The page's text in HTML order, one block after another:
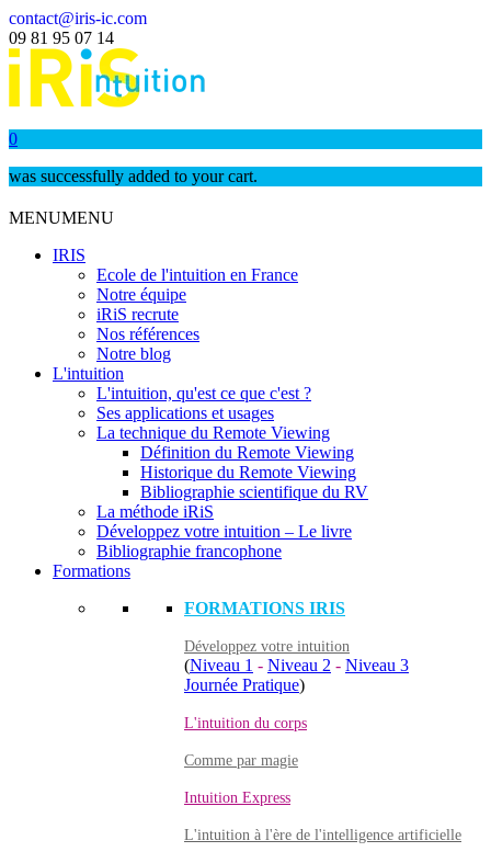
contact@iris-ic.com
09 81 95 07 14
0
was successfully added to your cart.
MENUMENU
IRIS
Ecole de l'intuition en France
Notre équipe
iRiS recrute
Nos références
Notre blog
L'intuition
L'intuition, qu'est ce que c'est ?
Ses applications et usages
La technique du Remote Viewing
Définition du Remote Viewing
Historique du Remote Viewing
Bibliographie scientifique du RV
La méthode iRiS
Développez votre intuition – Le livre
Bibliographie francophone
Formations
FORMATIONS IRIS
Développez votre intuition
(Niveau 1 - Niveau 2 - Niveau 3
Journée Pratique)
L'intuition du corps
Comme par magie
Intuition Express
L'intuition à l'ère de l'intelligence artificielle